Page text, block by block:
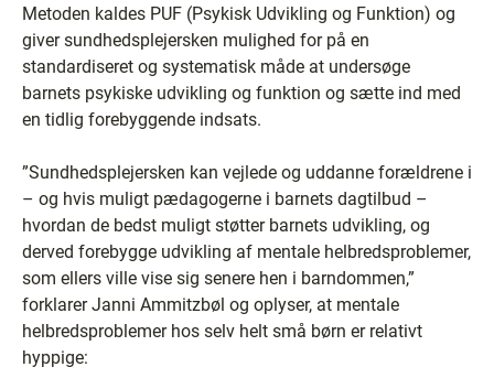
Metoden kaldes PUF (Psykisk Udvikling og Funktion) og
giver sundhedsplejersken mulighed for på en
standardiseret og systematisk måde at undersøge
barnets psykiske udvikling og funktion og sætte ind med
en tidlig forebyggende indsats.
”Sundhedsplejersken kan vejlede og uddanne forældrene i
– og hvis muligt pædagogerne i barnets dagtilbud –
hvordan de bedst muligt støtter barnets udvikling, og
derved forebygge udvikling af mentale helbredsproblemer,
som ellers ville vise sig senere hen i barndommen,”
forklarer Janni Ammitzbøl og oplyser, at mentale
helbredsproblemer hos selv helt små børn er relativt
hyppige: